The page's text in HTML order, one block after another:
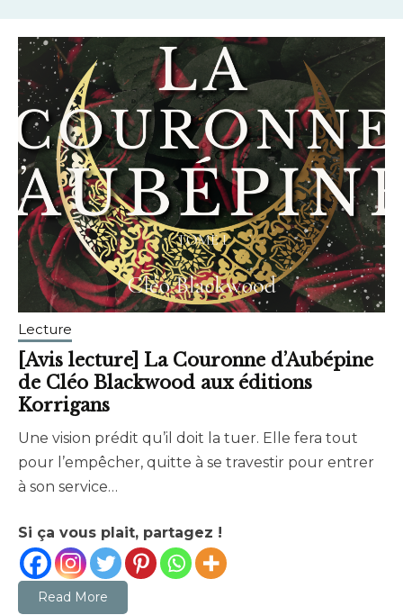
Lecture
[Avis lecture] La Couronne d’Aubépine
de Cléo Blackwood aux éditions
Korrigans
14,
2024
brunhildtranchant@gmail.com
Une vision prédit qu’il doit la tuer. Elle fera tout
pour l’empêcher, quitte à se travestir pour entrer
à son service…
Si ça vous plait, partagez !
Read More